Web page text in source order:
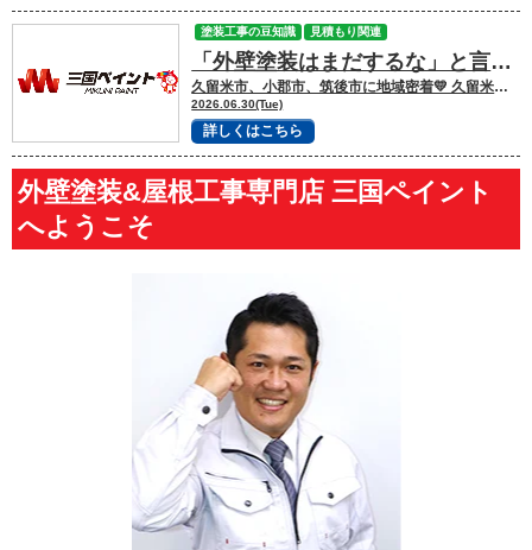
「外壁塗装はまだするな」と言われたら？本当に塗装が必要なサインとは
久留米市、小郡市、筑後市に地域密着💛 久留米市諏訪野町で外壁塗装・屋根塗装をして
2026.06.30(Tue)
詳しくはこちら
塗装工事の豆知識 見積もり関連
外壁塗装&屋根工事専門店 三国ペイント
へようこそ